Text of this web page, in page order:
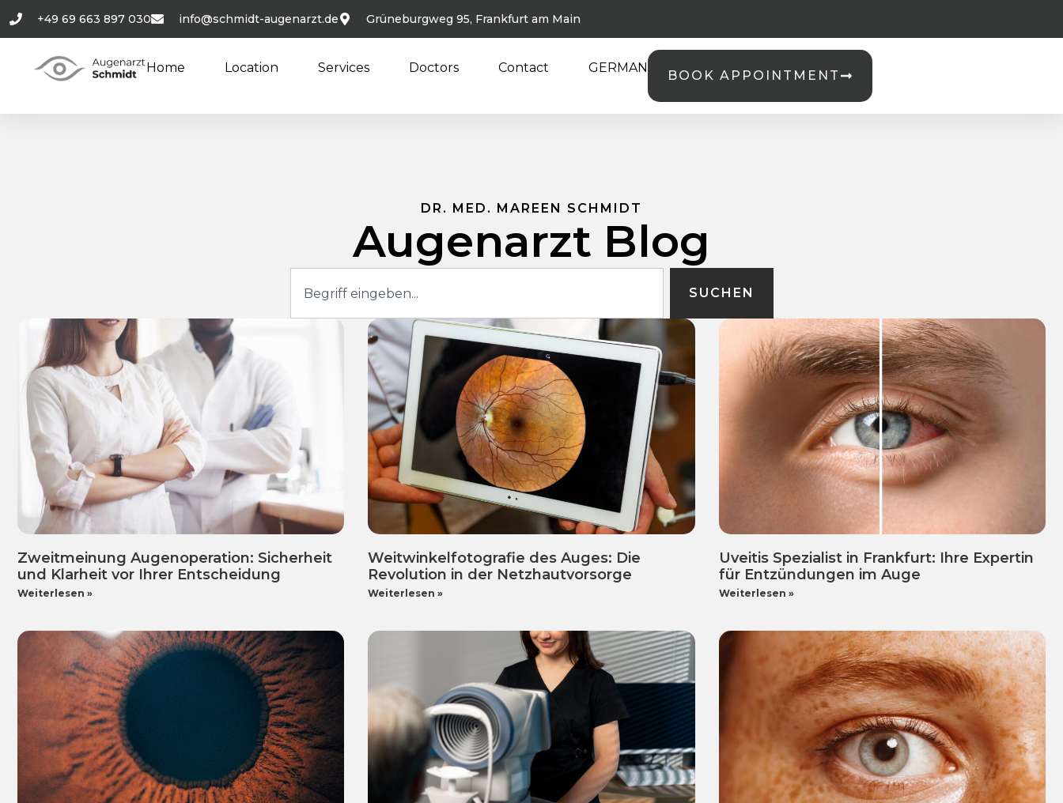
+49 69 663 897 030 info@schmidt-augenarzt.de Grüneburgweg 95, Frankfurt am Main
Home Location Services Doctors Contact GERMAN
BOOK APPOINTMENT
DR. MED. MAREEN SCHMIDT
Augenarzt Blog
SUCHEN
Zweitmeinung Augenoperation: Sicherheit
und Klarheit vor Ihrer Entscheidung
Weiterlesen »
Weitwinkelfotografie des Auges: Die
Revolution in der Netzhautvorsorge
Weiterlesen »
Uveitis Spezialist in Frankfurt: Ihre Expertin
für Entzündungen im Auge
Weiterlesen »